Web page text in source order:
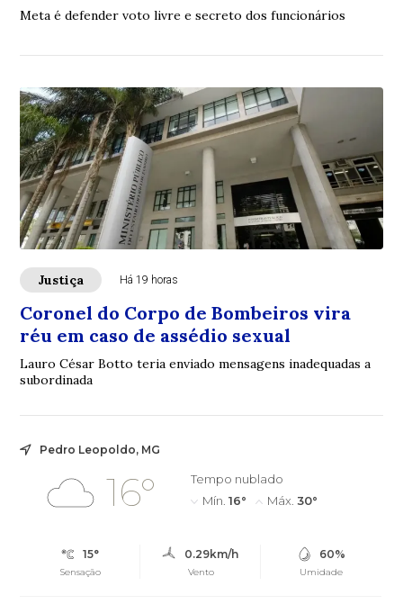
Meta é defender voto livre e secreto dos funcionários
Justiça Há 19 horas
Coronel do Corpo de Bombeiros vira
réu em caso de assédio sexual
Lauro César Botto teria enviado mensagens inadequadas a
subordinada
Pedro Leopoldo, MG
16°
Tempo nublado
Mín. 16° Máx. 30°
15°
Sensação
0.29km/h
Vento
60%
Umidade